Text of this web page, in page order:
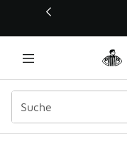
Dieser Link öffnet sich